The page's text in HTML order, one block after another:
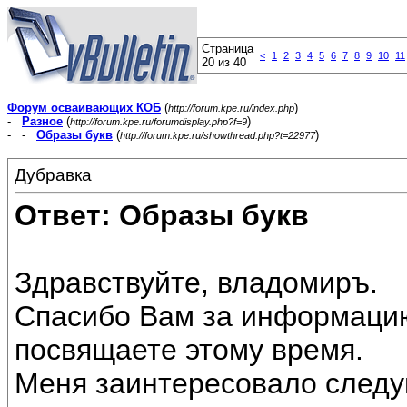
Страница
20 из 40
< 1 2 3 4 5 6 7 8 9 10 11
Форум осваивающих КОБ (http://forum.kpe.ru/index.php)
-
Разное (http://forum.kpe.ru/forumdisplay.php?f=9)
- - Образы букв (http://forum.kpe.ru/showthread.php?t=22977)
Дубравка
Ответ: Образы букв
Здравствуйте, владомиръ.
Спасибо Вам за
посвящаете этому время.
Меня заинтересовало